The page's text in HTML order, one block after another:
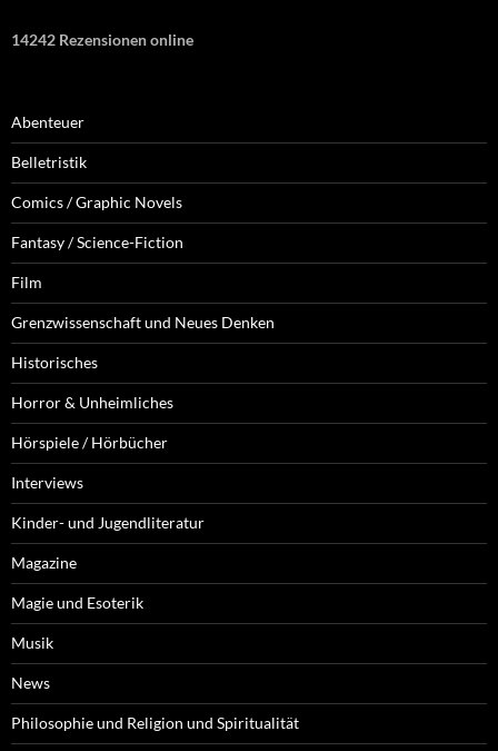
14242 Rezensionen online
Abenteuer
Belletristik
Comics / Graphic Novels
Fantasy / Science-Fiction
Film
Grenzwissenschaft und Neues Denken
Historisches
Horror & Unheimliches
Hörspiele / Hörbücher
Interviews
Kinder- und Jugendliteratur
Magazine
Magie und Esoterik
Musik
News
Philosophie und Religion und Spiritualität